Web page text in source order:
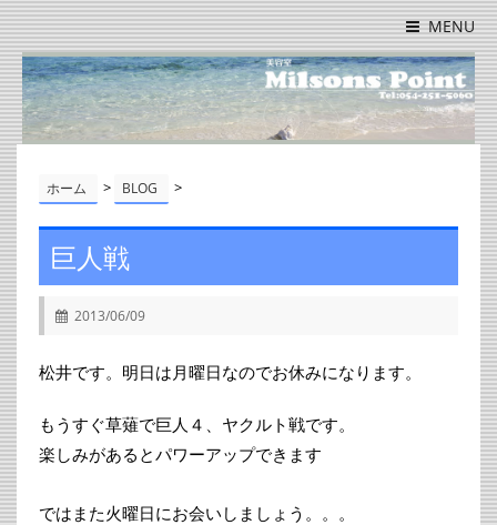
MENU
ホーム > BLOG >
巨人戦
2013/06/09
松井です。明日は月曜日なのでお休みになります。
もうすぐ草薙で巨人４、ヤクルト戦です。
楽しみがあるとパワーアップできます
ではまた火曜日にお会いしましょう。。。